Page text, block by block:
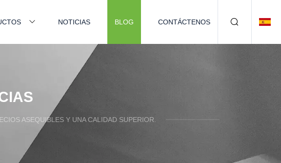
NOTICIAS BLOG CONTÁCTENOS
ASEQUIBLES Y UNA CALIDAD SUPERIOR.